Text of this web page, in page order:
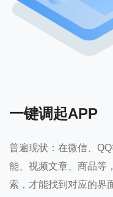
一键调起APP
普遍现状：在微信、
能、视频文章、商品等
索，才能找到对应的界